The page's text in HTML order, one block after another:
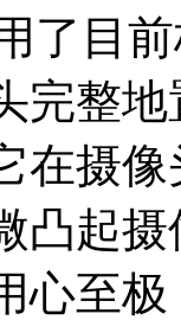
了目
完整
在摄
凸起
心至